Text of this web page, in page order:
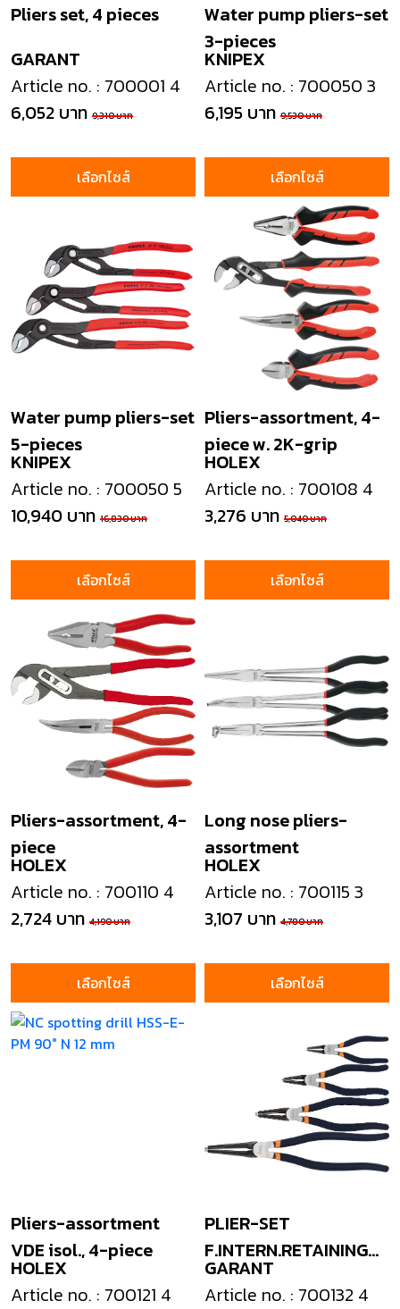
GARANT
Pliers set, 4 pieces
Article no. : 700001 4
6,052 บาท 9,310 บาท
เลือกไซส์
KNIPEX
Water pump pliers-set
3-pieces
Article no. : 700050 3
6,195 บาท 9,530 บาท
เลือกไซส์
KNIPEX
Water pump pliers-set
5-pieces
Article no. : 700050 5
10,940 บาท 16,830 บาท
เลือกไซส์
HOLEX
Pliers-assortment, 4-
piece w. 2K-grip
Article no. : 700108 4
3,276 บาท 5,040 บาท
เลือกไซส์
HOLEX
Pliers-assortment, 4-
piece
Article no. : 700110 4
2,724 บาท 4,190 บาท
เลือกไซส์
HOLEX
Long nose pliers-
assortment
Article no. : 700115 3
3,107 บาท 4,780 บาท
เลือกไซส์
HOLEX
Pliers-assortment
VDE isol., 4-piece
Article no. : 700121 4
GARANT
PLIER-SET
F.INTERN.RETAINING
RING
Article no. : 700132 4